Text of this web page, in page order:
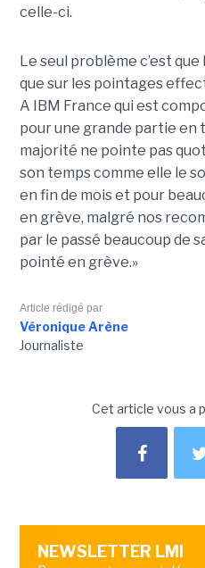
celle-ci.
Le seul problème c’est
que sur les pointages
A
IBM France qui est
pour une grande partie en
majorité ne pointe pas
son temps comme elle le
en fin de mois et pour
en grève, malgré nos
par le passé beaucoup de
pointé en grève.»
Article rédigé par
Véronique Arène
Journaliste
Cet article vous a
NEWSLETTER LMI